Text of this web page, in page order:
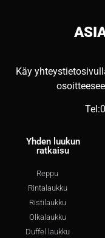
Käy
Yhden luukun
ratkaisu
Reppu
Rintalaukku
Ristilaukku
Olkalaukku
Duffel laukku